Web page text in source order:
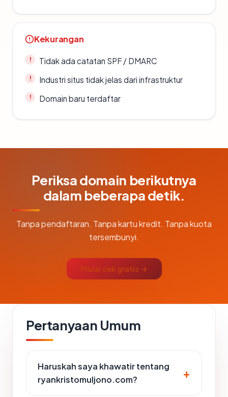
Kekurangan
Tidak ada catatan SPF / DMARC
Industri situs tidak jelas dari infrastruktur
Domain baru terdaftar
Periksa domain berikutnya
dalam beberapa detik.
Tanpa pendaftaran. Tanpa kartu kredit. Tanpa kuota
tersembunyi.
Mulai cek gratis →
Pertanyaan Umum
Haruskah saya khawatir tentang
ryankristomuljono.com?